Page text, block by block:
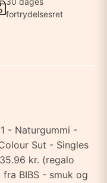
fortrydelsesret
- Naturgummi -
Sut - Singles
kr. (regalo
BIBS - smuk og